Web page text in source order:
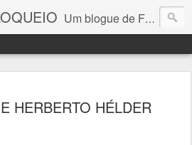
Um blogue de Fernando Paulouro Neves
HERBERTO HÉLDER